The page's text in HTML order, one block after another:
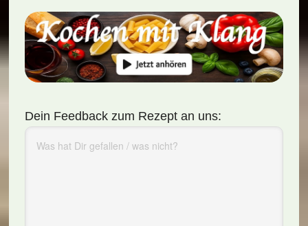
Dein Feedback zum Rezept an uns: